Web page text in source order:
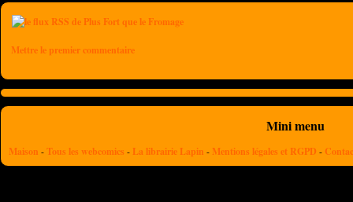
Mettre le premier commentaire
Mini menu
Maison -Tous les webcomics - La librairie Lapin - Mentions légales et RGPD -